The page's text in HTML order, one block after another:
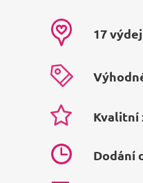
17
Kvalitní
Dodání